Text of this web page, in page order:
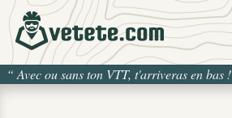
“ Avec ou sans ton VTT, t'arriveras en bas !